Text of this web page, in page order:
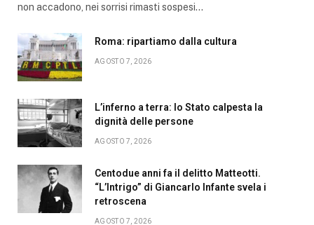
non accadono, nei sorrisi rimasti sospesi…
Roma: ripartiamo dalla cultura
AGOSTO 7, 2026
L’inferno a terra: lo Stato calpesta la
dignità delle persone
AGOSTO 7, 2026
Centodue anni fa il delitto Matteotti.
“L’Intrigo” di Giancarlo Infante svela i
retroscena
AGOSTO 7, 2026